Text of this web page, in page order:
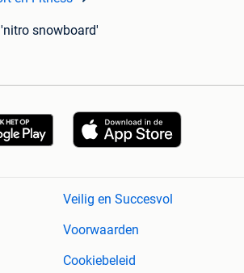
snowboard'
Veilig en Succesvol
Voorwaarden
Cookiebeleid